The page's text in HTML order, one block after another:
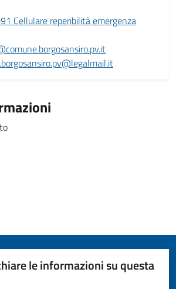
Cellulare reperibilità emergenza
le informazioni su questa